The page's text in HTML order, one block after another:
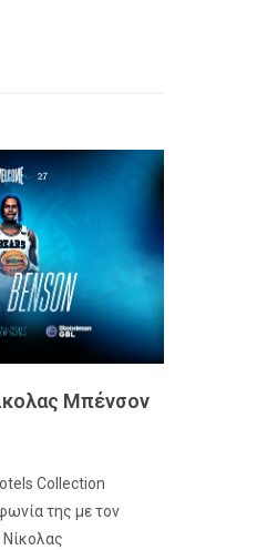
Μπένσον
Collection
της με τον